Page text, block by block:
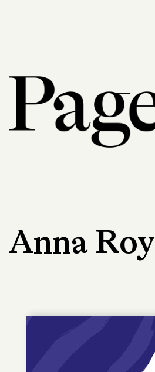
Anna Roy